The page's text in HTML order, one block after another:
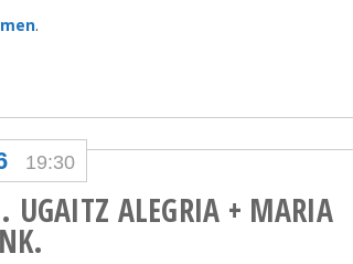
.
ALEGRIA + MARIA
19:30